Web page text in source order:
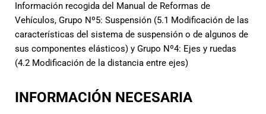
Información recogida del Manual de Reformas de
Vehículos, Grupo Nº5: Suspensión (5.1 Modificación de las
características del sistema de suspensión o de algunos de
sus componentes elásticos) y Grupo Nº4: Ejes y ruedas
(4.2 Modificación de la distancia entre ejes)
INFORMACIÓN NECESARIA